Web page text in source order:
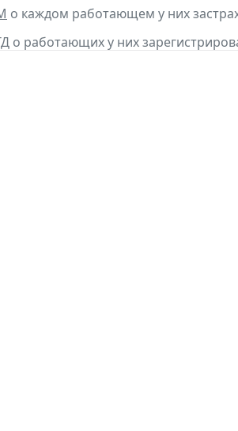
о каждом работающем у них
о работающих у них